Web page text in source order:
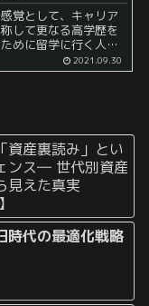
覚として、キャリア
して更なる高学歴を
めに留学に行く人が
見ると違和感がありま
2021.09.30
資産裏読み」とい
ンス― 世代別資産
見えた真実
時代の最適化戦略